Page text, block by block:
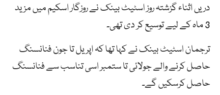
دریں اثناء گزشتہ روز اسٹیٹ بینک نے روزگار اسکیم میں مزید
3 ماہ کے لیے توسیع کر دی تھی۔
ترجمان اسٹیٹ بینک نے کہا تھا کہ اپریل تا جون فنانسنگ
حاصل کرنے والے جولائی تا ستمبر اسی تناسب سے فنانسنگ
حاصل کرسکیں گے۔